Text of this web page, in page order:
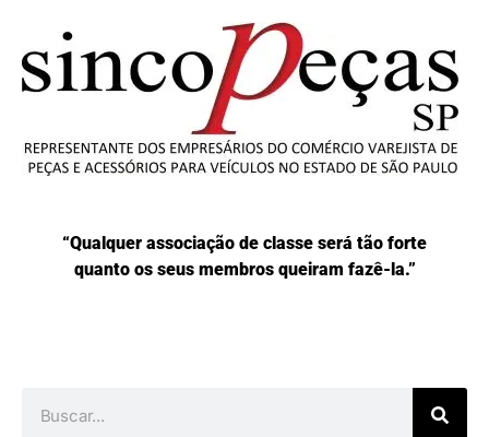
“Qualquer associação de classe será tão forte
quanto os seus membros queiram fazê-la.”